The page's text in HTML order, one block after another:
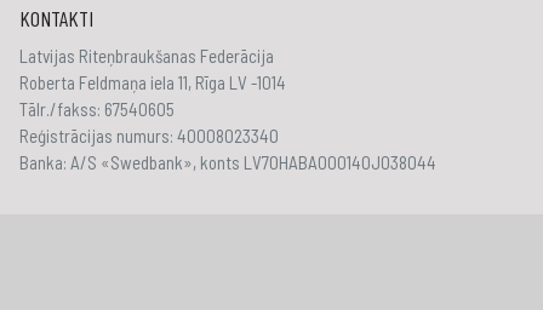
KONTAKTI
Latvijas Riteņbraukšanas Federācija
Roberta Feldmaņa iela 11, Rīga LV -1014
Tālr./fakss: 67540605
Reģistrācijas numurs: 40008023340
Banka: A/S «Swedbank», konts LV70HABA000140J038044